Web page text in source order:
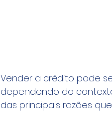
Vender a crédito pode
dependendo do
das principais razões